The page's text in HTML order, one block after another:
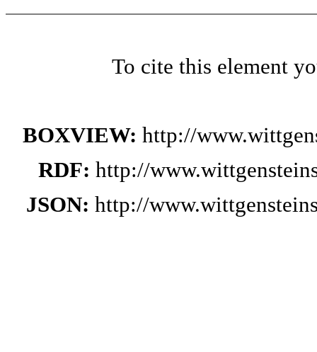
To cite this element
BOXVIEW: http://
RDF: http://
JSON: http://